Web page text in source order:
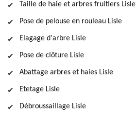
Taille de haie et arbres fruitiers Lisle
Pose de pelouse en rouleau Lisle
Elagage d'arbre Lisle
Pose de clôture Lisle
Abattage arbres et haies Lisle
Etetage Lisle
Débroussaillage Lisle